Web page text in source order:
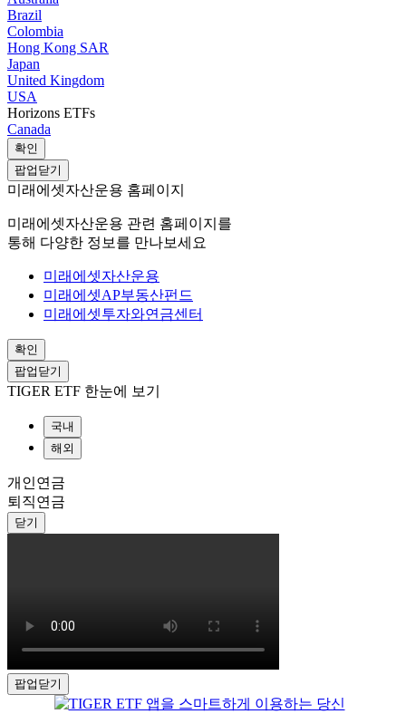
Brazil
Colombia
Hong Kong SAR
Japan
United Kingdom
USA
Horizons ETFs
Canada
확인
팝업닫기
미래에셋자산운용 홈페이지
미래에셋자산운용 관련 홈페이지를
통해 다양한 정보를 만나보세요
미래에셋자산운용
미래에셋AP부동산펀드
미래에셋투자와연금센터
확인
팝업닫기
TIGER ETF 한눈에 보기
국내
해외
개인연금
퇴직연금
닫기
팝업닫기